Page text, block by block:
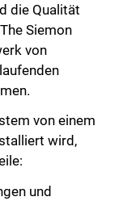
die Qualität
Siemon
von
von einem
wird,
und